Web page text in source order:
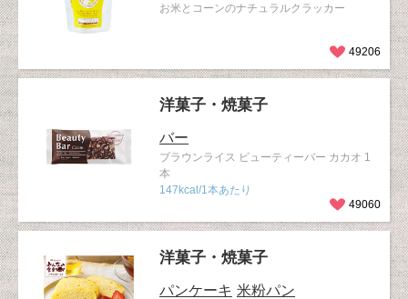
お米とコーンのナチュラルクラッカー
49206
洋菓子・焼菓子
バー
ブラウンライス ビューティーバー カカオ 1
本
147kcal/1本あたり
49060
洋菓子・焼菓子
パンケーキ 米粉パン